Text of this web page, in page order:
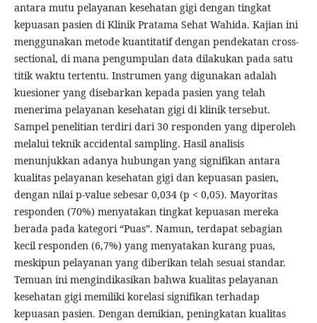
antara mutu pelayanan kesehatan gigi dengan tingkat
kepuasan pasien di Klinik Pratama Sehat Wahida. Kajian ini
menggunakan metode kuantitatif dengan pendekatan cross-
sectional, di mana pengumpulan data dilakukan pada satu
titik waktu tertentu. Instrumen yang digunakan adalah
kuesioner yang disebarkan kepada pasien yang telah
menerima pelayanan kesehatan gigi di klinik tersebut.
Sampel penelitian terdiri dari 30 responden yang diperoleh
melalui teknik accidental sampling. Hasil analisis
menunjukkan adanya hubungan yang signifikan antara
kualitas pelayanan kesehatan gigi dan kepuasan pasien,
dengan nilai p-value sebesar 0,034 (p < 0,05). Mayoritas
responden (70%) menyatakan tingkat kepuasan mereka
berada pada kategori “Puas”. Namun, terdapat sebagian
kecil responden (6,7%) yang menyatakan kurang puas,
meskipun pelayanan yang diberikan telah sesuai standar.
Temuan ini mengindikasikan bahwa kualitas pelayanan
kesehatan gigi memiliki korelasi signifikan terhadap
kepuasan pasien. Dengan demikian, peningkatan kualitas